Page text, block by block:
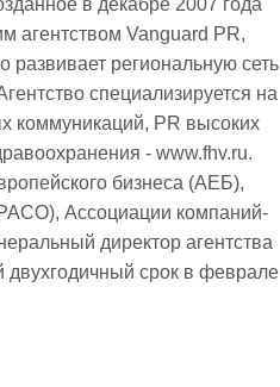
в декабре 2007 года
агентством Vanguard PR,
развивает региональную сеть
специализируется на
коммуникаций, PR высоких
- www.fhv.ru.
бизнеса (АЕБ),
Ассоциации компаний-
директор агентства
срок в феврале